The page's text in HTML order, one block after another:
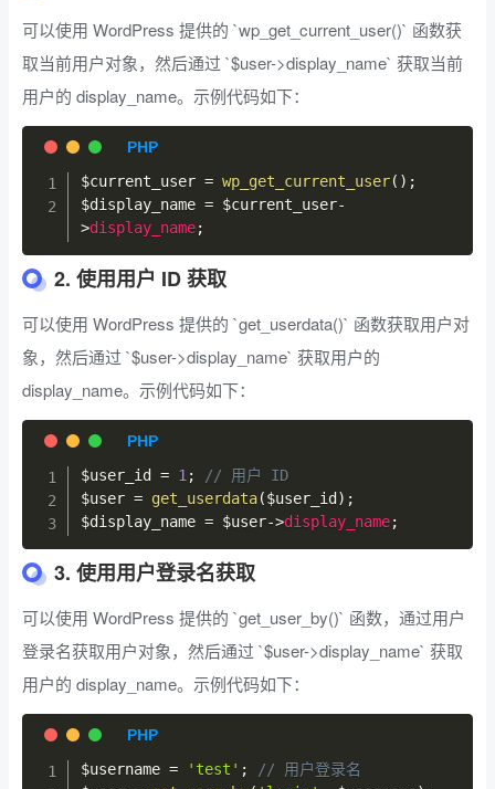
可以使用 WordPress 提供的 `wp_get_current_user()` 函数获
取当前用户对象，然后通过 `$user->display_name` 获取当前
用户的 display_name。示例代码如下：
$current_user = wp_get_current_user( ) ;
$display_name = $current_user-
>display_name;
2. 使用用户 ID 获取
可以使用 WordPress 提供的 `get_userdata()` 函数获取用户对
象，然后通过 `$user->display_name` 获取用户的
display_name。示例代码如下：
$user_id = 1 ;
// 用户 ID
$user = get_userdata($user_id ) ;
$display_name = $user->display_name;
3. 使用用户登录名获取
可以使用 WordPress 提供的 `get_user_by()` 函数，通过用户
登录名获取用户对象，然后通过 `$user->display_name` 获取
用户的 display_name。示例代码如下：
$username = 'test' ;
// 用户登录名